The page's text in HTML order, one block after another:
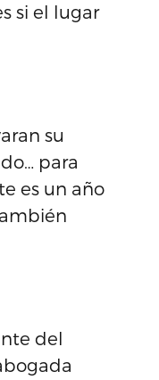
si el lugar
su
para
es un año
del